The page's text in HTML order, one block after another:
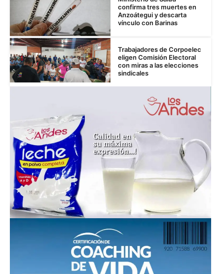
confirma tres muertes en
Anzoátegui y descarta
vínculo con Barinas
Trabajadores de Corpoelec
eligen Comisión Electoral
con miras a las elecciones
sindicales